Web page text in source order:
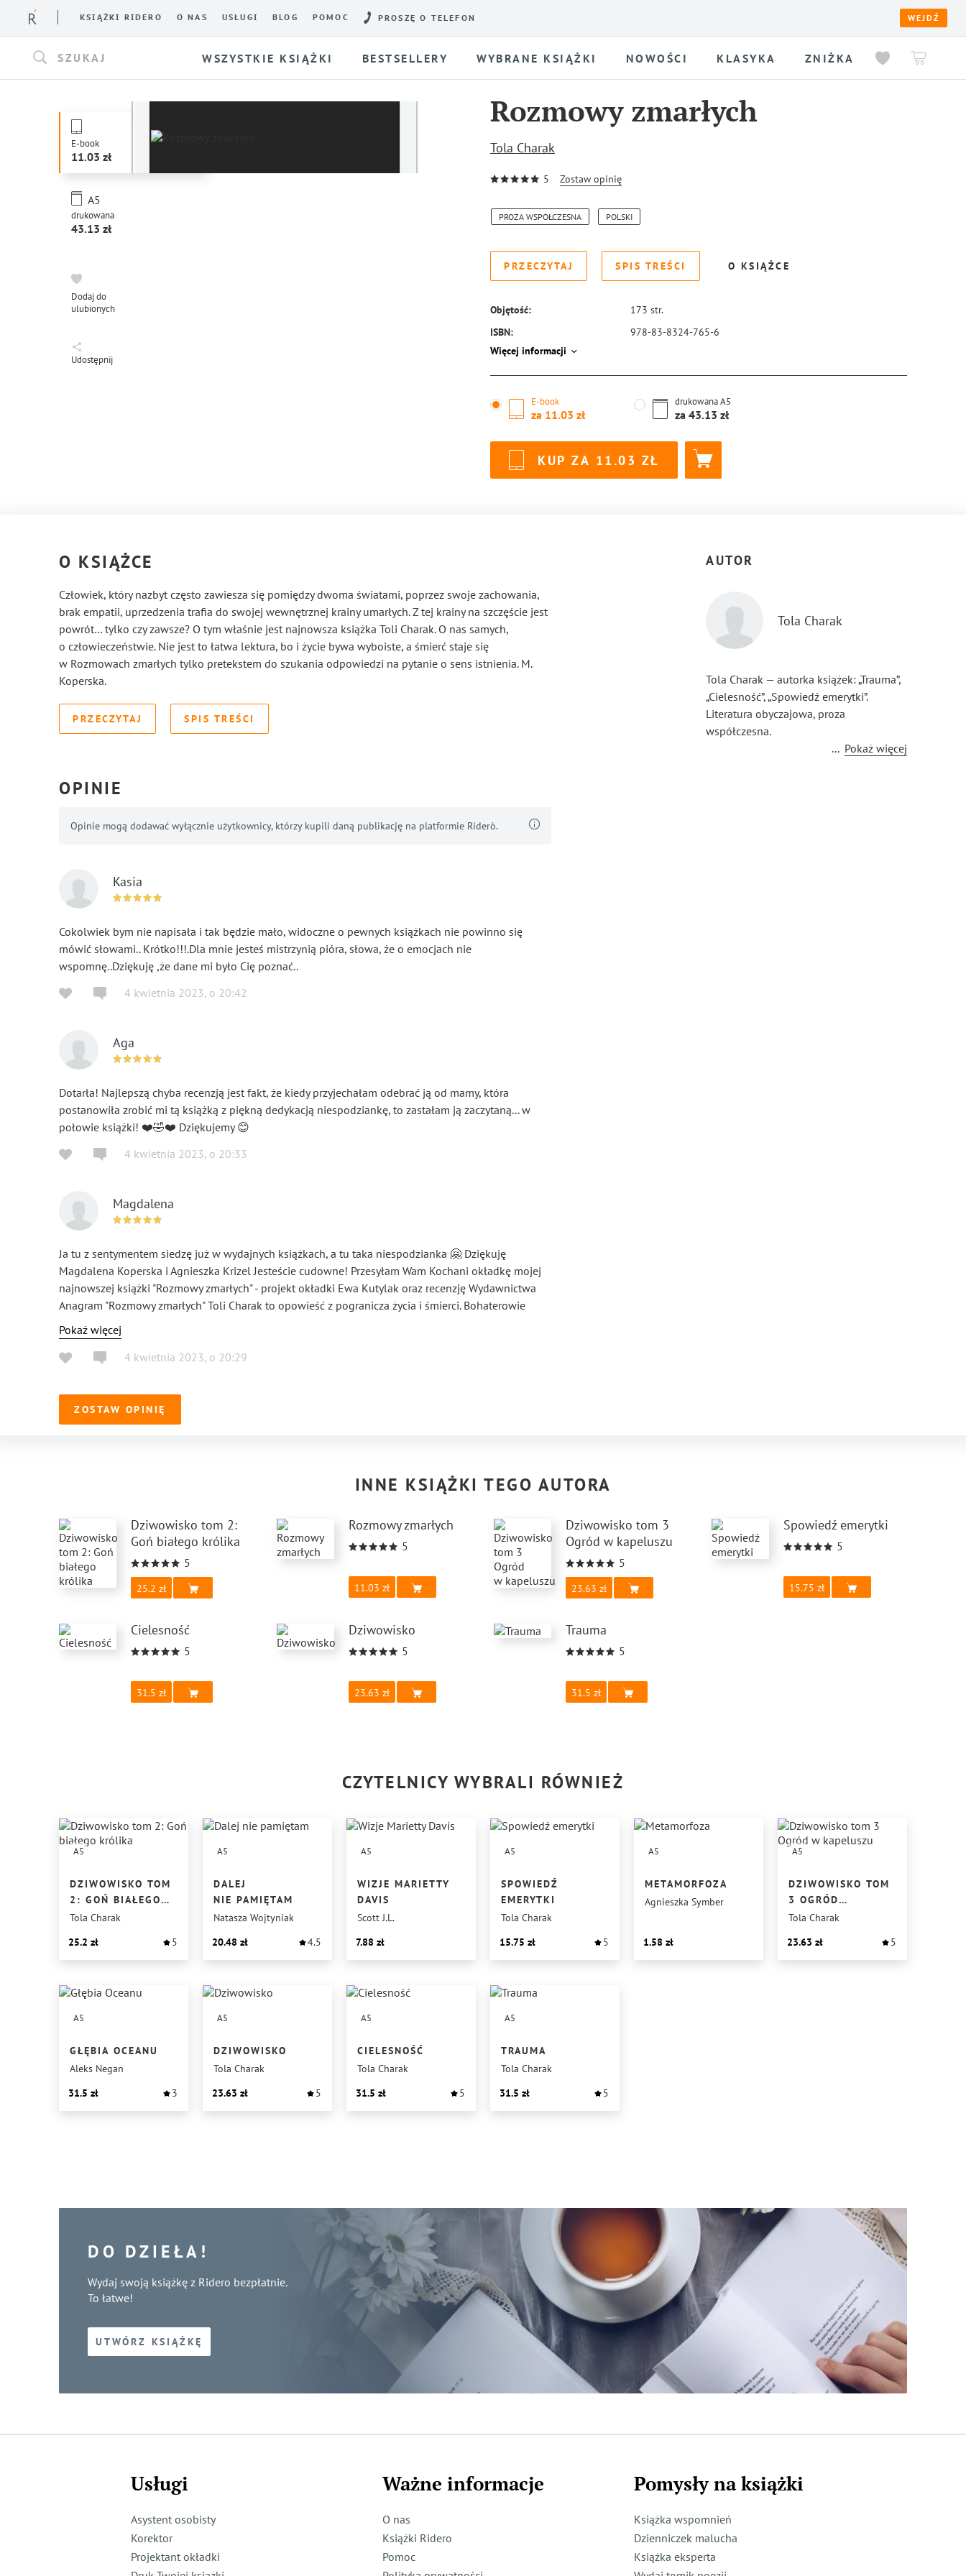
KSIĄŻKI RIDERO O NAS USŁUGI BLOG POMOC PROSZĘ O TELEFON WEJDŹ
SZUKAJ WSZYSTKIE KSIĄŻKI BESTSELLERY WYBRANE KSIĄŻKI NOWOŚCI KLASYKA ZNIŻKA
E-book
11.03
drukowana
A5
43.13
Dodaj do
ulubionych
Udostępnij
Rozmowy zmarłych
Tola Charak
5 Zostaw opinię
PROZA WSPÓŁCZESNA POLSKI
PRZECZYTAJ SPIS TREŚCI O KSIĄŻCE
Objętość: 173 str.
ISBN:
978-83-8324-765-6
Więcej informacji
E-book
za 11.03
drukowanaA5
za 43.13
KUP ZA 11.03
O KSIĄŻCE
Człowiek, który nazbyt często zawiesza się pomiędzy dwoma światami, poprzez swoje zachowania,
brak empatii, uprzedzenia trafia do swojej wewnętrznej krainy umarłych. Z tej krainy na szczęście jest
powrót… tylko czy zawsze? O tym właśnie jest najnowsza książka Toli Charak. O nas samych,
o człowieczeństwie. Nie jest to łatwa lektura, bo i życie bywa wyboiste, a śmierć staje się
w Rozmowach zmarłych tylko pretekstem do szukania odpowiedzi na pytanie o sens istnienia. M.
Koperska.
PRZECZYTAJ SPIS TREŚCI
OPINIE
Opinie mogą dodawać wyłącznie użytkownicy, którzy kupili daną publikację na platformie Riderò.
Kasia
Cokolwiek bym nie napisała i tak będzie mało, widoczne o pewnych książkach nie powinno się
mówić słowami.. Krótko!!!.Dla mnie jesteś mistrzynią pióra, słowa, że o emocjach nie
wspomnę..Dziękuję ,że dane mi było Cię poznać..
4 kwietnia 2023, o 20:42
Aga
Dotarła! Najlepszą chyba recenzją jest fakt, że kiedy przyjechałam odebrać ją od mamy, która
postanowiła zrobić mi tą książką z piękną dedykacją niespodziankę, to zastałam ją zaczytaną... w
połowie książki! ❤️🤣❤️ Dziękujemy 😊
4 kwietnia 2023, o 20:33
Magdalena
Ja tu z sentymentem siedzę już w wydajnych książkach, a tu taka niespodzianka 🤗 Dziękuję
Magdalena Koperska i Agnieszka Krizel Jesteście cudowne! Przesyłam Wam Kochani okładkę mojej
najnowszej książki "Rozmowy zmarłych" - projekt okładki Ewa Kutylak oraz recenzję Wydawnictwa
Anagram "Rozmowy zmarłych" Toli Charak to opowieść z pogranicza życia i śmierci. Bohaterowie
przeprowadzają nas przez swoje traumy, związki, relacje niczym Charon przez rzekę Styks prosto do
Hadesu. Tu Hades jawi się jednak jako metafora zawieszenia pomiędzy tym, co "kryje się między
echem a wołaniem", między ciszą a hałasem, pomiędzy dobrem a złem. Człowiek, który nazbyt często
empatii, uprzedzenia, trafia do swojej wewnętrznej krainy umarłych . Z tej krainy na szczęście jest
powrót...tylko czy zawsze? O tym jest właśnie najnowsza książka Toli Charak. O nas samych, o
człowieczeństwie. Nie jest to łatwa lektura, bo życie bywa wyboiste, a śmierć staje się w "Rozmowach
Pokaż więcej
4 kwietnia 2023, o 20:29
ZOSTAW OPINIĘ
AUTOR
Tola Charak
Tola Charak — autorka książek: „Trauma”,
„Cielesność”, „Spowiedź emerytki”.
Literatura obyczajowa, proza
współczesna.
... Pokaż więcej
INNE KSIĄŻKI TEGO AUTORA
Dziwowisko tom 2:
Goń białego królika
5
25.2
Rozmowy zmarłych
5
11.03
Dziwowisko tom 3
Ogród w kapeluszu
5
23.63
Spowiedź emerytki
5
15.75
Cielesność
5
31.5
Dziwowisko
5
23.63
Trauma
5
31.5
CZYTELNICY WYBRALI RÓWNIEŻ
A5
DZIWOWISKO TOM
2: GOŃ BIAŁEGO
KRÓLIKA
Tola Charak
25.2
5
A5
DALEJ
NIE PAMIĘTAM
Natasza Wojtyniak
20.48
4.5
A5
WIZJE MARIETTY
DAVIS
Scott J.L.
7.88
A5
SPOWIEDŹ
EMERYTKI
Tola Charak
15.75
5
A5
METAMORFOZA
Agnieszka Symber
1.58
A5
DZIWOWISKO TOM
3 OGRÓD
W KAPELUSZU
Tola Charak
23.63
5
A5
GŁĘBIA OCEANU
Aleks Negan
31.5
3
A5
DZIWOWISKO
Tola Charak
23.63
5
A5
CIELESNOŚĆ
Tola Charak
31.5
5
A5
TRAUMA
Tola Charak
31.5
5
DO DZIEŁA!
Wydaj swoją książkę z Ridero bezpłatnie.
To łatwe!
UTWÓRZ KSIĄŻKĘ
Usługi
Asystent osobisty
Korektor
Projektant okładki
Ważne informacje
O nas
Książki Ridero
Pomoc
Pomysły na książki
Książka wspomnień
Dzienniczek malucha
Książka eksperta